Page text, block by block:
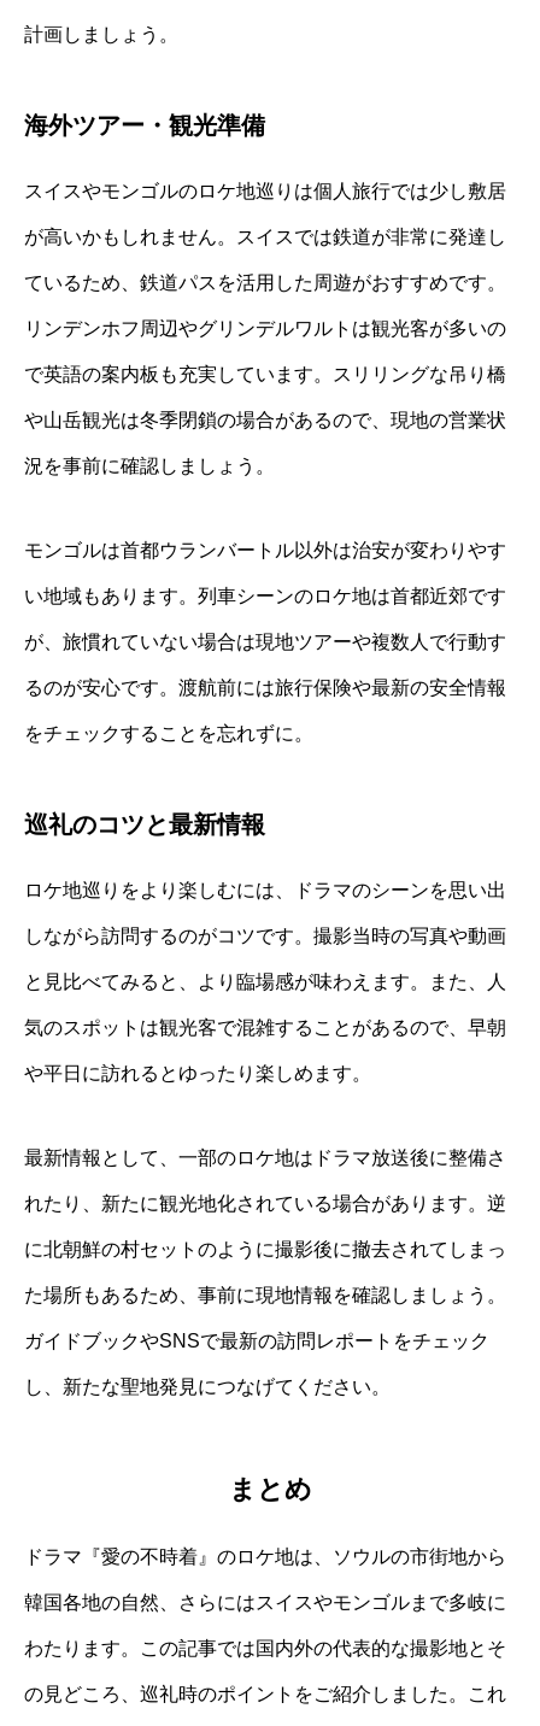
計画しましょう。
海外ツアー・観光準備
スイスやモンゴルのロケ地巡りは個人旅行では少し敷居
が高いかもしれません。スイスでは鉄道が非常に発達し
ているため、鉄道パスを活用した周遊がおすすめです。
リンデンホフ周辺やグリンデルワルトは観光客が多いの
で英語の案内板も充実しています。スリリングな吊り橋
や山岳観光は冬季閉鎖の場合があるので、現地の営業状
況を事前に確認しましょう。
モンゴルは首都ウランバートル以外は治安が変わりやす
い地域もあります。列車シーンのロケ地は首都近郊です
が、旅慣れていない場合は現地ツアーや複数人で行動す
るのが安心です。渡航前には旅行保険や最新の安全情報
をチェックすることを忘れずに。
巡礼のコツと最新情報
ロケ地巡りをより楽しむには、ドラマのシーンを思い出
しながら訪問するのがコツです。撮影当時の写真や動画
と見比べてみると、より臨場感が味わえます。また、人
気のスポットは観光客で混雑することがあるので、早朝
や平日に訪れるとゆったり楽しめます。
最新情報として、一部のロケ地はドラマ放送後に整備さ
れたり、新たに観光地化されている場合があります。逆
に北朝鮮の村セットのように撮影後に撤去されてしまっ
た場所もあるため、事前に現地情報を確認しましょう。
ガイドブックやSNSで最新の訪問レポートをチェック
し、新たな聖地発見につなげてください。
まとめ
ドラマ『愛の不時着』のロケ地は、ソウルの市街地から
韓国各地の自然、さらにはスイスやモンゴルまで多岐に
わたります。この記事では国内外の代表的な撮影地とそ
の見どころ、巡礼時のポイントをご紹介しました。これ